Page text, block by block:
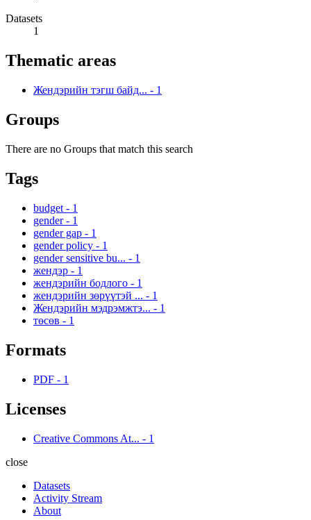
Datasets
1
Thematic areas
Жендэрийн тэгш байд... - 1
Groups
There are no Groups that match this search
Tags
budget - 1
gender - 1
gender gap - 1
gender policy - 1
gender sensitive bu... - 1
жендэр - 1
жендэрийн бодлого - 1
жендэрийн зөрүүтэй ... - 1
Жендэрийн мэдрэмжтэ... - 1
төсөв - 1
Formats
PDF - 1
Licenses
Creative Commons At... - 1
close
Datasets
Activity Stream
About